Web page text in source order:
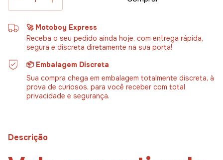
🚀 Motoboy Express
Receba o seu pedido ainda hoje, com entrega rápida,
segura e discreta diretamente na sua porta!
📦 Embalagem Discreta
Sua compra chega em embalagem totalmente discreta, à
prova de curiosos, para você receber com total
privacidade e segurança.
Descrição